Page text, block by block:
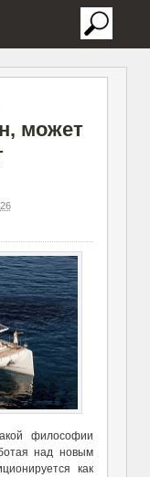
может
философии
над новым
как